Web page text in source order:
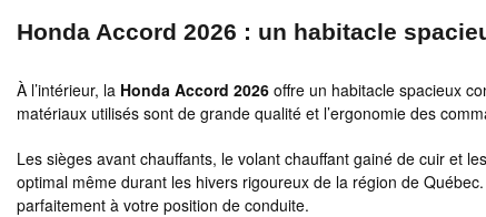
Honda Accord 2026 : un habitacle
À l’intérieur, la Honda Accord 2026 offre un habitacle spacieux
matériaux utilisés sont de grande qualité et l’ergonomie des
Les sièges avant chauffants, le volant chauffant gainé de cuir et
optimal même durant les hivers rigoureux de la région de
parfaitement à votre position de conduite.